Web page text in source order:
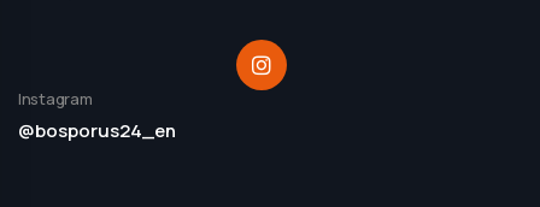
Instagram
@bosporus24_en